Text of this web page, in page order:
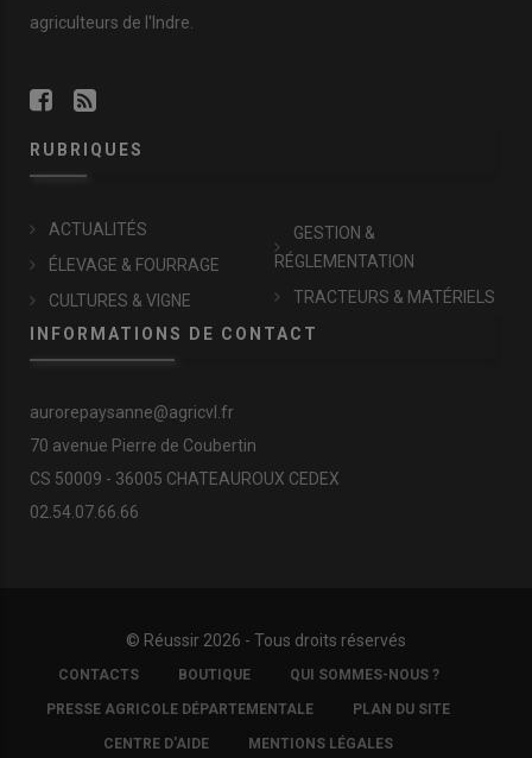
agriculteurs de l'Indre.
RUBRIQUES
ACTUALITÉS
ÉLEVAGE & FOURRAGE
CULTURES & VIGNE
GESTION &
RÉGLEMENTATION
TRACTEURS & MATÉRIELS
INFORMATIONS DE CONTACT
aurorepaysanne@agricvl.fr
70 avenue Pierre de Coubertin
CS 50009 - 36005 CHATEAUROUX CEDEX
02.54.07.66.66
© Réussir 2026 - Tous droits réservés
FOOTER
COPYRIGHT
CONTACTS BOUTIQUE QUI SOMMES-NOUS ?
PRESSE AGRICOLE DÉPARTEMENTALE PLAN DU SITE
CENTRE D'AIDE MENTIONS LÉGALES